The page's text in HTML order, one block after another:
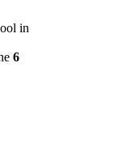
in
6